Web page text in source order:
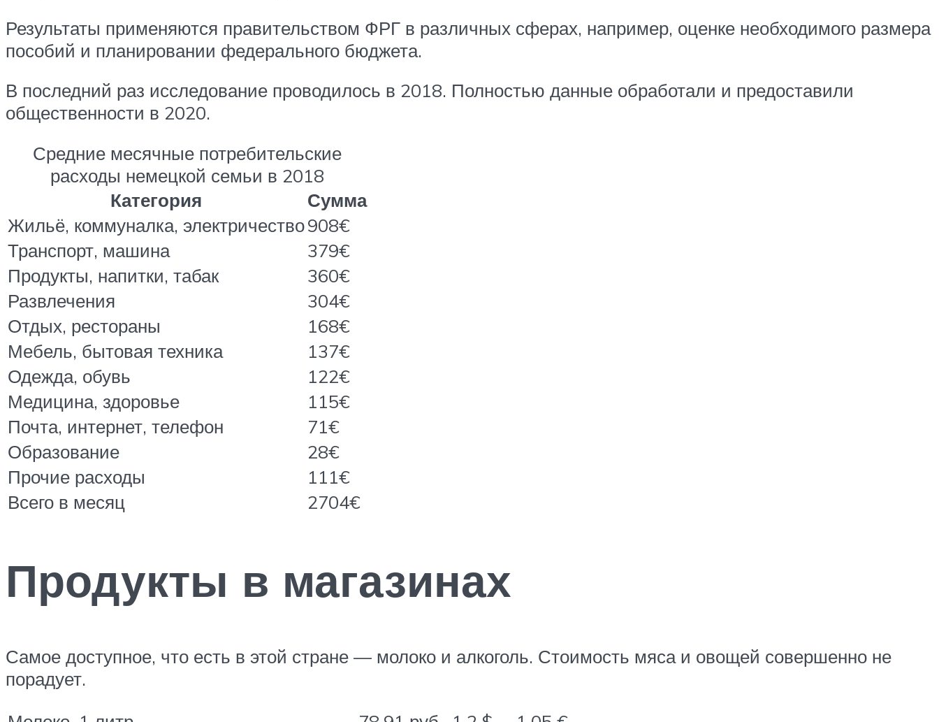
Результаты применяются правительством ФРГ в различных сферах, например, оценке необходимого размера
пособий и планировании федерального бюджета.
В последний раз исследование проводилось в 2018. Полностью данные обработали и предоставили
общественности в 2020.
Средние месячные потребительские
расходы немецкой семьи в 2018
Категория
Сумма
Жильё, коммуналка, электричество908€
Транспорт, машина
379€
Продукты, напитки, табак
360€
Развлечения
304€
Отдых, рестораны
168€
Мебель, бытовая техника
137€
Одежда, обувь
122€
Медицина, здоровье
115€
Почта, интернет, телефон
71€
Образование
28€
Прочие расходы
111€
Всего в месяц
2704€
Продукты в магазинах
Самое доступное, что есть в этой стране — молоко и алкоголь. Стоимость мяса и овощей совершенно не
порадует.